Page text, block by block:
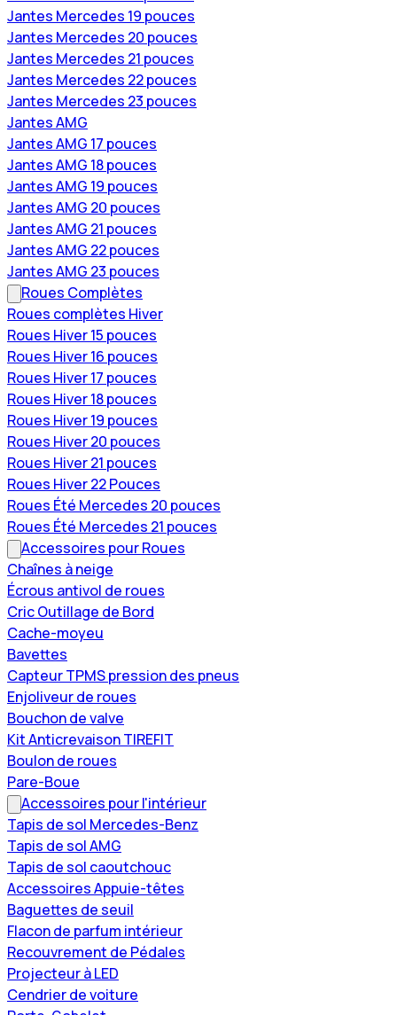
Jantes Mercedes 19 pouces
Jantes Mercedes 20 pouces
Jantes Mercedes 21 pouces
Jantes Mercedes 22 pouces
Jantes Mercedes 23 pouces
Jantes AMG
Jantes AMG 17 pouces
Jantes AMG 18 pouces
Jantes AMG 19 pouces
Jantes AMG 20 pouces
Jantes AMG 21 pouces
Jantes AMG 22 pouces
Jantes AMG 23 pouces
Roues Complètes
Roues complètes Hiver
Roues Hiver 15 pouces
Roues Hiver 16 pouces
Roues Hiver 17 pouces
Roues Hiver 18 pouces
Roues Hiver 19 pouces
Roues Hiver 20 pouces
Roues Hiver 21 pouces
Roues Hiver 22 Pouces
Roues Été Mercedes 20 pouces
Roues Été Mercedes 21 pouces
Accessoires pour Roues
Chaînes à neige
Écrous antivol de roues
Cric Outillage de Bord
Cache-moyeu
Bavettes
Capteur TPMS pression des pneus
Enjoliveur de roues
Bouchon de valve
Kit Anticrevaison TIREFIT
Boulon de roues
Pare-Boue
Accessoires pour l'intérieur
Tapis de sol Mercedes-Benz
Tapis de sol AMG
Tapis de sol caoutchouc
Accessoires Appuie-têtes
Baguettes de seuil
Flacon de parfum intérieur
Recouvrement de Pédales
Projecteur à LED
Cendrier de voiture